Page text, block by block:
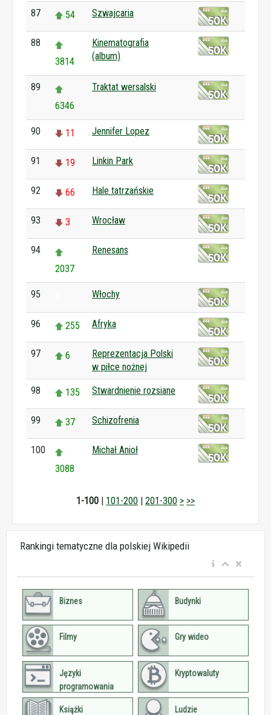
87 54 Szwajcaria
88
3814
Kinematografia
(album)
89
6346
Traktat wersalski
90 11 Jennifer Lopez
91 19 Linkin Park
92 66 Hale tatrzańskie
93 3 Wrocław
94
2037
Renesans
95 Włochy
96 255 Afryka
97 6
Reprezentacja Polski
w piłce nożnej
98 135 Stwardnienie rozsiane
99 37 Schizofrenia
100
3088
Michał Anioł
1-100 | 101-200 | 201-300 > >>
Rankingi tematyczne dla polskiej Wikipedii
Biznes Budynki
Filmy Gry wideo
Języki
programowania
Kryptowaluty
Książki Ludzie